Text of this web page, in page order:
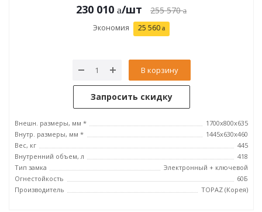
230 010 /шт 255 570
Экономия 25 560
В корзину
Запросить скидку
Внешн. размеры, мм *
1700x800x635
Внутр. размеры, мм *
1445х630х460
Вес, кг
445
Внутренний объем, л
418
Тип замка
Электронный + ключевой
Огнестойкость
60Б
Производитель
TOPAZ (Корея)